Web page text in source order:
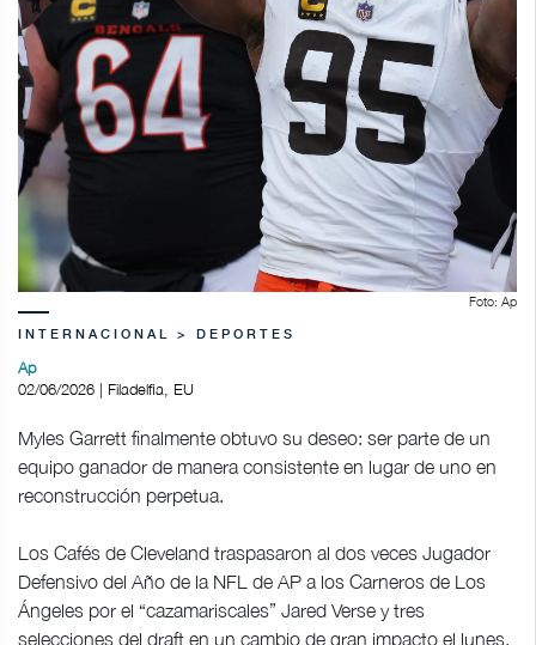
Foto: Ap
INTERNACIONAL > DEPORTES
Ap
02/06/2026 | Filadelfia, EU
Myles Garrett finalmente obtuvo su deseo: ser parte de un
equipo ganador de manera consistente en lugar de uno en
reconstrucción perpetua.
Los Cafés de Cleveland traspasaron al dos veces Jugador
Defensivo del Año de la NFL de AP a los Carneros de Los
Ángeles por el “cazamariscales” Jared Verse y tres
selecciones del draft en un cambio de gran impacto el lunes.